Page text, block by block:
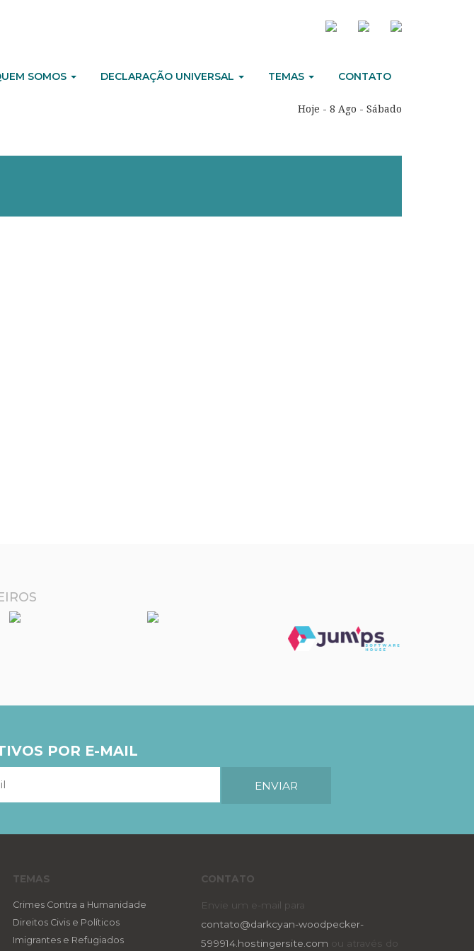
SOMOS DECLARAÇÃO UNIVERSAL TEMAS CONTATO
Hoje - 8 Ago - Sábado
POR E-MAIL
TEMAS
Crimes Contra a Humanidade
Direitos Civis e Políticos
Imigrantes e Refugiados
CONTATO
Envie um e-mail para
contato@darkcyan-woodpecker-
599914.hostingersite.com ou através do